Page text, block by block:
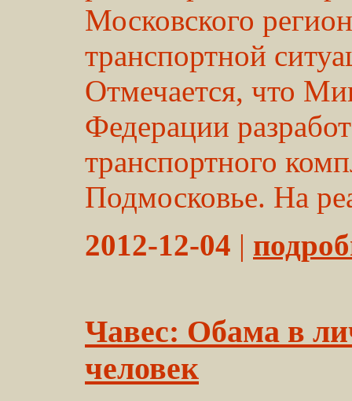
Московского
транспортной
Отмечается, что
Федерации
транспортного
Подмосковье. На
2012-12-04 |
Чавес: Обама в
человек